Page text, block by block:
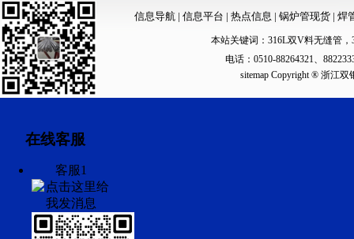
信息导航| 信息平台 | 热点信息 | 锅炉管现货 | 焊
本站关键词： 316L双V料无缝管 ，
电话：0510-88264321、
sitemapCopyright ® 浙江双
在线客服
客服1